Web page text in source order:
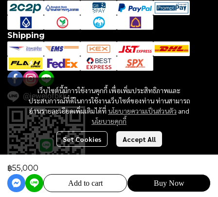
฿55,000
Add to cart Buy Now
เว็บไซต์นี้มีการใช้งานคุกกี้ เพื่อเพิ่มประสิทธิภาพและ
ประสบการณ์ที่ดีในการใช้งานเว็บไซต์ของท่าน ท่านสามารถ
อ่านรายละเอียดเพิ่มเติมได้ที่ นโยบายความเป็นส่วนตัว and
นโยบายคุกกี้
Set Cookies Accept All
Shipping
@jewelofbkk